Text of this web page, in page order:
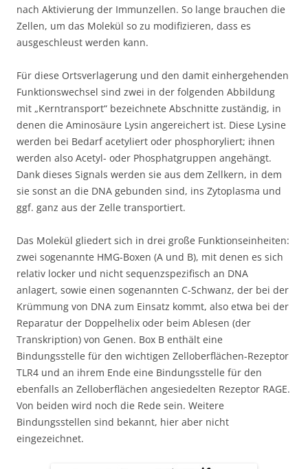
nach Aktivierung der Immunzellen. So lange brauchen die
Zellen, um das Molekül so zu modifizieren, dass es
ausgeschleust werden kann.
Für diese Ortsverlagerung und den damit einhergehenden
Funktionswechsel sind zwei in der folgenden Abbildung
mit „Kerntransport“ bezeichnete Abschnitte zuständig, in
denen die Aminosäure Lysin angereichert ist. Diese Lysine
werden bei Bedarf acetyliert oder phosphoryliert; ihnen
werden also Acetyl- oder Phosphatgruppen angehängt.
Dank dieses Signals werden sie aus dem Zellkern, in dem
sie sonst an die DNA gebunden sind, ins Zytoplasma und
ggf. ganz aus der Zelle transportiert.
Das Molekül gliedert sich in drei große Funktionseinheiten:
zwei sogenannte HMG-Boxen (A und B), mit denen es sich
relativ locker und nicht sequenzspezifisch an DNA
anlagert, sowie einen sogenannten C-Schwanz, der bei der
Krümmung von DNA zum Einsatz kommt, also etwa bei der
Reparatur der Doppelhelix oder beim Ablesen (der
Transkription) von Genen. Box B enthält eine
Bindungsstelle für den wichtigen Zelloberflächen-Rezeptor
TLR4 und an ihrem Ende eine Bindungsstelle für den
ebenfalls an Zelloberflächen angesiedelten Rezeptor RAGE.
Von beiden wird noch die Rede sein. Weitere
Bindungsstellen sind bekannt, hier aber nicht
eingezeichnet.